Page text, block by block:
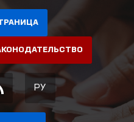
РУ